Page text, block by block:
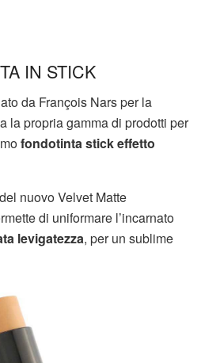
IN STICK
da François Nars per la
la propria gamma di prodotti per
fondotinta stick effetto
nuovo Velvet Matte
di uniformare l’incarnato
levigatezza, per un sublime